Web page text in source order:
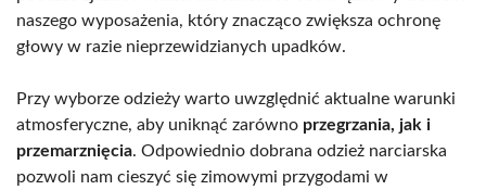
naszego wyposażenia, który znacząco zwiększa ochronę
głowy w razie nieprzewidzianych upadków.
Przy wyborze odzieży warto uwzględnić aktualne warunki
atmosferyczne, aby uniknąć zarówno przegrzania, jak i
przemarznięcia. Odpowiednio dobrana odzież narciarska
pozwoli nam cieszyć się zimowymi przygodami w